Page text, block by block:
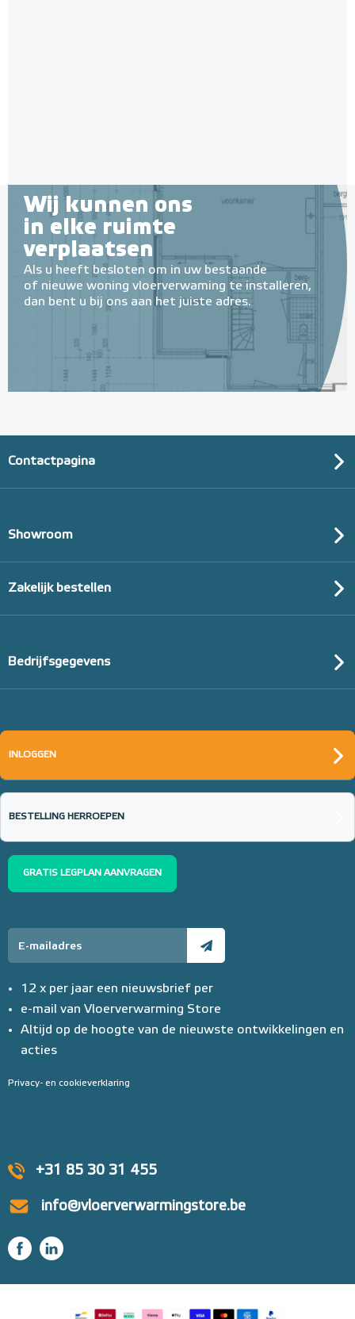
Wij kunnen ons
in elke ruimte
verplaatsen
Als u heeft besloten om in uw bestaande
of nieuwe woning vloerverwaming te installeren,
dan bent u bij ons aan het juiste adres.
+31 85 30 31 455
info@vloerverwarmingstore.be
Contactpagina
Showroom
Zakelijk bestellen
Bedrijfsgegevens
INLOGGEN
BESTELLING HERROEPEN
GRATIS LEGPLAN AANVRAGEN
12 x per jaar een nieuwsbrief per
e-mail van Vloerverwarming Store
Altijd op de hoogte van de nieuwste ontwikkelingen en
acties
Privacy- en cookieverklaring